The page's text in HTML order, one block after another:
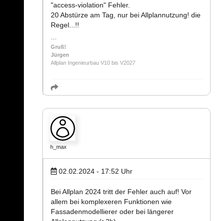
"access-violation" Fehler.
20 Abstürze am Tag, nur bei Allplannutzung! die
Regel...!!
Gruß!
Jürgen
Allplan Ingenieurbau V10 bis V2027
h_max
02.02.2024 - 17:52 Uhr
Bei Allplan 2024 tritt der Fehler auch auf! Vor
allem bei komplexeren Funktionen wie
Fassadenmodellierer oder bei längerer